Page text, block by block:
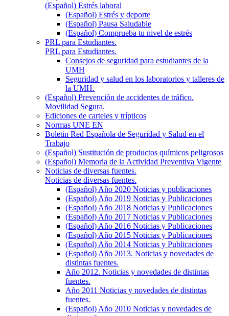
(Español) Estrés laboral
(Español) Estrés y deporte
(Español) Pausa Saludable
(Español) Comprueba tu nivel de estrés
PRL para Estudiantes.
PRL para Estudiantes.
Consejos de seguridad para estudiantes de la
UMH
Seguridad y salud en los laboratorios y talleres de
la UMH.
(Español) Prevención de accidentes de tráfico.
Movilidad Segura.
Ediciones de carteles y trípticos
Normas UNE EN
Boletin Red Española de Seguridad y Salud en el
Trabajo
(Español) Sustitución de productos químicos peligrosos
(Español) Memoria de la Actividad Preventiva Vigente
Noticias de diversas fuentes.
Noticias de diversas fuentes.
(Español) Año 2020 Noticias y publicaciones
(Español) Año 2019 Noticias y Publicaciones
(Español) Año 2018 Noticias y Publicaciones
(Español) Año 2017 Noticias y Publicaciones
(Español) Año 2016 Noticias y Publicaciones
(Español) Año 2015 Noticias y Publicaciones
(Español) Año 2014 Noticias y Publicaciones
(Español) Año 2013. Noticias y novedades de
distintas fuentes.
Año 2012. Noticias y novedades de distintas
fuentes.
Año 2011 Noticias y novedades de distintas
fuentes.
(Español) Año 2010 Noticias y novedades de